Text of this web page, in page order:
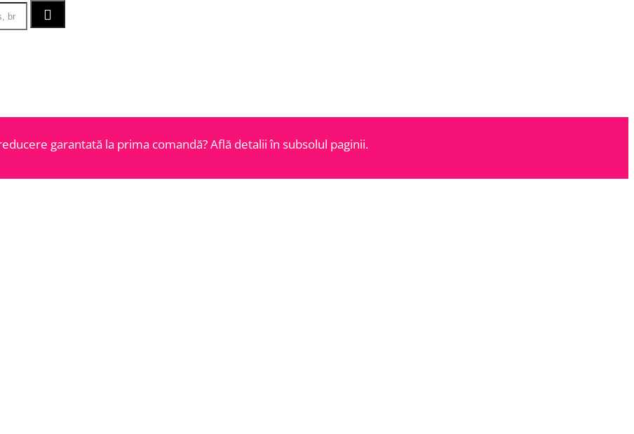
garantată la prima comandă? Află detalii în subsolul paginii.